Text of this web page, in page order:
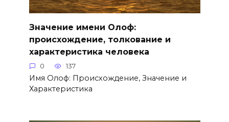
Значение имени Олоф:
происхождение, толкование и
характеристика человека
0 137
Имя Олоф: Происхождение, Значение и
Характеристика